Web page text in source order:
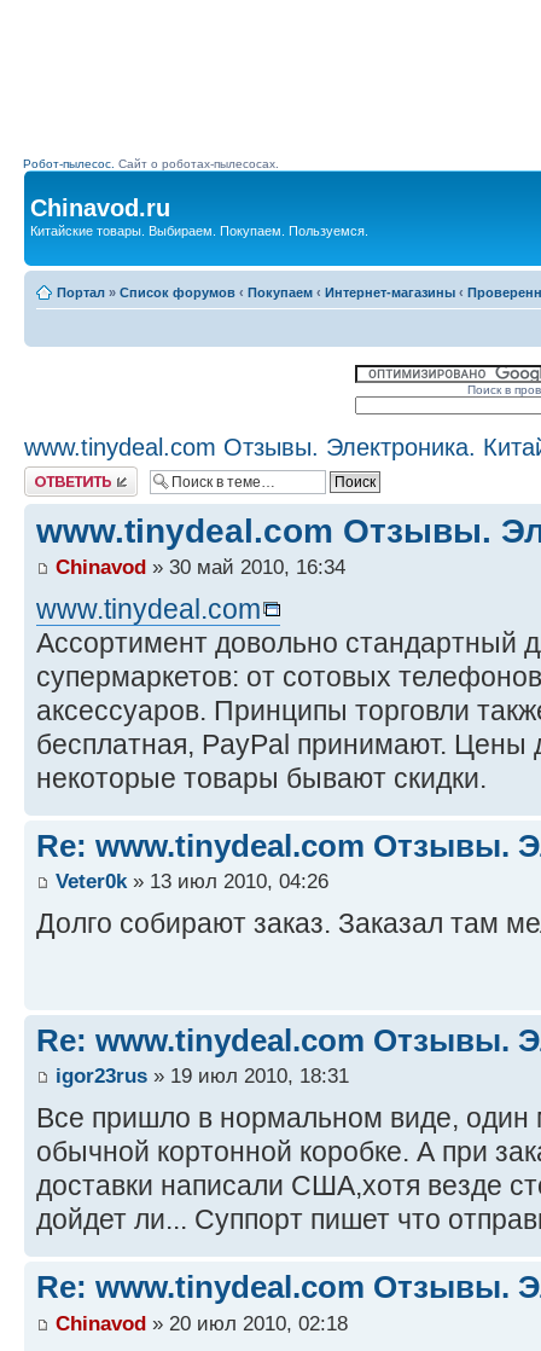
Робот-пылесос. Сайт о роботах-пылесосах.
Chinavod.ru
Китайские товары. Выбираем. Покупаем. Пользуемся.
Портал » Список форумов ‹ Покупаем ‹ Интернет-магазины ‹
Поиск в
www.tinydeal.com Отзывы. Электроника.
Комментировать
www.tinydeal.com Отзывы.
Chinavod » 30 май 2010, 16:34
www.tinydeal.com
Ассортимент довольно стандартный
супермаркетов: от сотовых
аксессуаров. Принципы торговли
бесплатная, PayPal принимают. Цены
некоторые товары бывают скидки.
Re: www.tinydeal.com Отзывы.
Veter0k» 13 июл 2010, 04:26
Долго собирают заказ. Заказал там
Re: www.tinydeal.com Отзывы.
igor23rus » 19 июл 2010, 18:31
Все пришло в нормальном виде, один
обычной кортонной коробке. А при
доставки написали США,хотя везде
дойдет ли... Суппорт пишет что
Re: www.tinydeal.com Отзывы.
Chinavod » 20 июл 2010, 02:18